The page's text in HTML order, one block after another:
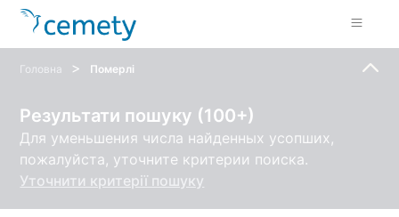
Головна > Померлі
Результати пошуку (100+)
Для уменьшения числа найденных усопших,
пожалуйста, уточните критерии поиска.
Уточнити критерії пошуку